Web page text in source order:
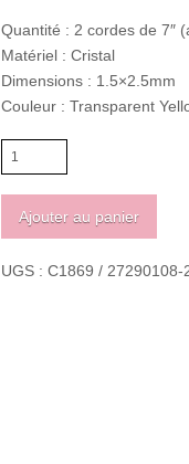
Quantité : 2 cordes de 7″
Matériel : Cristal
Dimensions : 1.5×2.5mm
Couleur : Transparent
quantité
de
Lane
1.5
Ajouter au panier
UGS :C1869 / 27290108-